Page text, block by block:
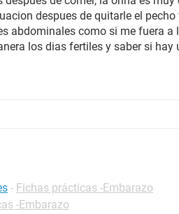
despues de quitarle el pecho
abdominales como si me fuera a
los dias fertiles y saber si hay
- Fichas prácticas -Embarazo
-Embarazo